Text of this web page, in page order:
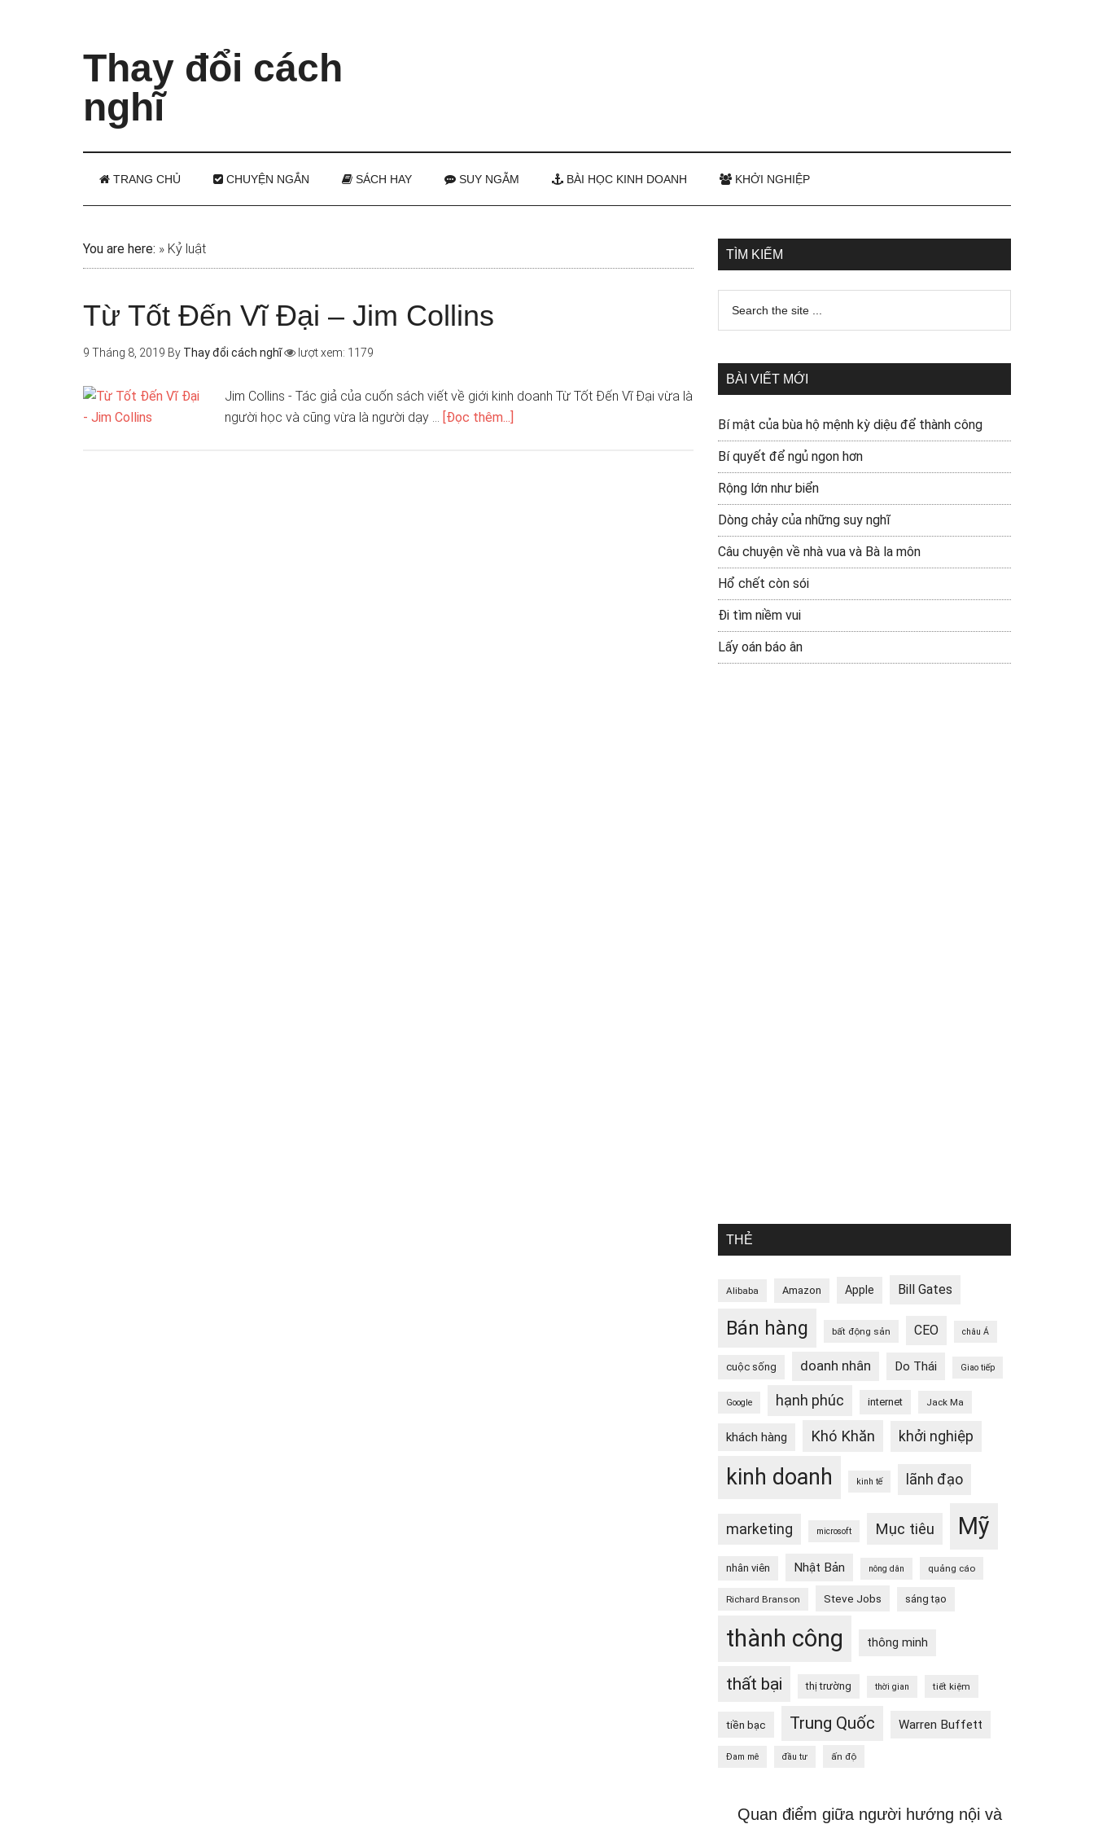
Thay đổi cách
nghĩ
TRANG CHỦ CHUYỆN NGẮN SÁCH HAY SUY NGẪM BÀI HỌC KINH DOANH KHỞI NGHIỆP
You are here: » Kỷ luật
Từ Tốt Đến Vĩ Đại – Jim Collins
9 Tháng 8, 2019 By Thay đổi cách nghĩ lượt xem: 1179
Jim Collins - Tác giả của cuốn sách viết về giới kinh doanh Từ Tốt Đến Vĩ Đại vừa là
người học và cũng vừa là người dạy … [Đọc thêm...]
TÌM KIẾM
BÀI VIẾT MỚI
Bí mật của bùa hộ mệnh kỳ diệu để thành công
Bí quyết để ngủ ngon hơn
Rộng lớn như biển
Dòng chảy của những suy nghĩ
Câu chuyện về nhà vua và Bà la môn
Hổ chết còn sói
Đi tìm niềm vui
Lấy oán báo ân
THẺ
Alibaba Amazon Apple Bill Gates
Bán hàng bất động sản CEO châu Á
cuộc sống doanh nhân Do Thái Giao tiếp
Google hạnh phúc internet Jack Ma
khách hàng Khó Khăn khởi nghiệp
kinh doanh kinh tế lãnh đạo
marketing microsoft Mục tiêu Mỹ
nhân viên Nhật Bản nông dân quảng cáo
Richard Branson Steve Jobs sáng tạo
thành công thông minh
thất bại thị trường thời gian tiết kiệm
tiền bạc Trung Quốc Warren Buffett
Đam mê đầu tư ấn độ
Quan điểm giữa người hướng nội và